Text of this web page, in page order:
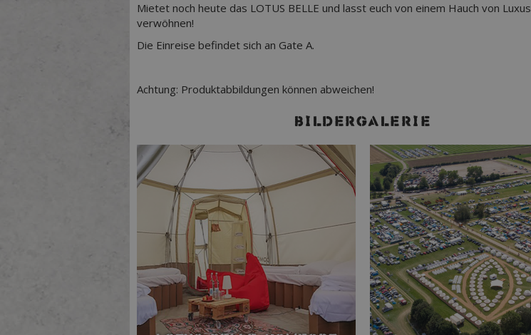
Mietet noch heute das LOTUS BELLE und lasst euch von einem Hauch von Luxus
verwöhnen!
Die Einreise befindet sich an Gate A.
Achtung: Produktabbildungen können abweichen!
BILDERGALERIE